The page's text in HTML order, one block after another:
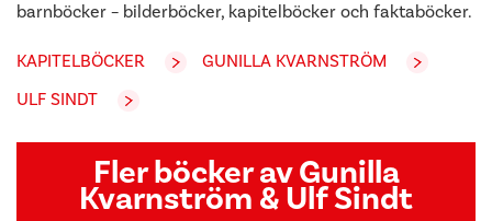
barnböcker – bilderböcker, kapitelböcker och faktaböcker.
KAPITELBÖCKER
GUNILLA KVARNSTRÖM
ULF SINDT
Fler böcker av Gunilla
Kvarnström & Ulf Sindt